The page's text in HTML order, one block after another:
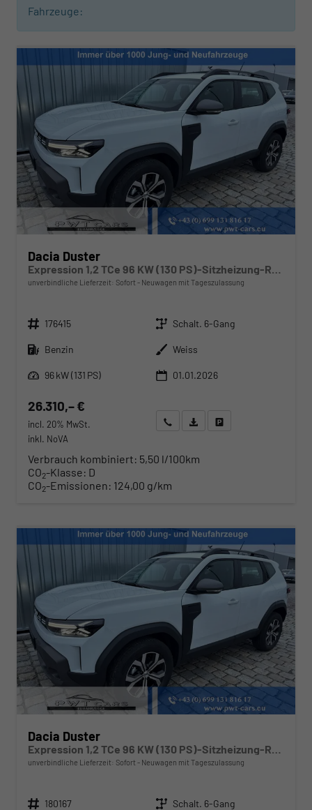
Fahrzeuge:
Dacia Duster
Expression 1,2 TCe 96 KW (130 PS)-Sitzheizung-Rückfahrkamera-AppleCarplay-Sofort
unverbindliche Lieferzeit: Sofort Neuwagen mit Tageszulassung
Fahrzeugnr. 176415 Getriebe Schalt. 6-Gang
Kraftstoff Benzin Außenfarbe Weiss
Leistung
96 kW (131 PS) 01.01.2026
26.310,– €
incl. 20% MwSt.
inkl. NoVA
Wir rufen Sie anAngebot drucken (PDF)
Verbrauch kombiniert: 5,50 l/100km
CO2-Klasse: D
CO2-Emissionen: 124,00 g/km
Dacia Duster
unverbindliche Lieferzeit: Sofort Neuwagen mit Tageszulassung
Fahrzeugnr. 180167 Getriebe Schalt. 6-Gang